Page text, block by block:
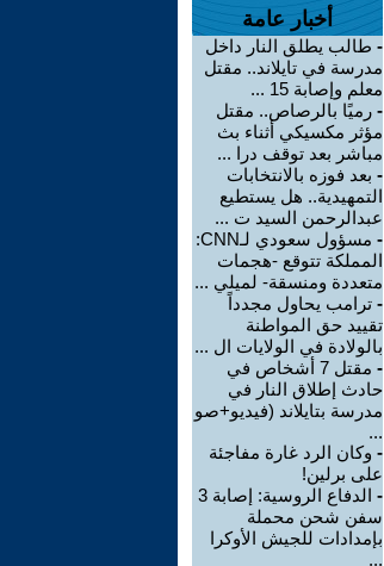
أخبار عامة
- طالب يطلق النار داخل
مدرسة في تايلاند.. مقتل
معلم وإصابة 15 ...
- رميًا بالرصاص.. مقتل
مؤثر مكسيكي أثناء بث
مباشر بعد توقف درا ...
- بعد فوزه بالانتخابات
التمهيدية.. هل يستطيع
عبدالرحمن السيد ت ...
-
مسؤول سعودي لـCNN:
المملكة تتوقع -هجمات
متعددة ومنسقة- لميلي ...
- ترامب يحاول مجدداً
تقييد حق المواطنة
بالولادة في الولايات ال ...
-
مقتل 7 أشخاص في
حادث إطلاق النار في
مدرسة بتايلاند (فيديو+صو
...
- وكان الرد غارة مفاجئة
على برلين!
-
الدفاع الروسية: إصابة 3
سفن شحن محملة
بإمدادات للجيش الأوكرا
...